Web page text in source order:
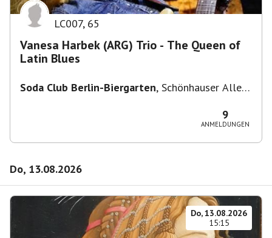
LC007, 65
Vanesa Harbek (ARG) Trio - The Queen of
Latin Blues
Soda Club Berlin-Biergarten, Schönhauser Allee
9
ANMELDUNGEN
Do, 13.08.2026
Do, 13.08.2026
15:15